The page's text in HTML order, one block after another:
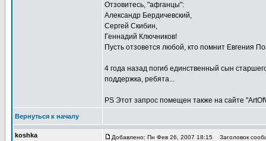
Отзовитесь, "афганцы":
Александр Бердичевский,
Сергей Скибин,
Геннадий Ключников!
Пусть отзовется любой, кто помнит Евгения
4 года назад погиб единственный сын
поддержка, ребята...
PS Этот запрос помещен также на сайте
Вернуться к началу
koshka Добавлено: Пн Фев 26, 2007 18:15 Заголовок